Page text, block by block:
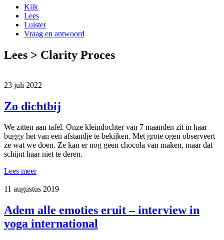
Kijk
Lees
Luister
Vraag en antwoord
Lees > Clarity Proces
23 juli 2022
Zo dichtbij
We zitten aan tafel. Onze kleindochter van 7 maanden zit in haar
buggy het van een afstandje te bekijken. Met grote ogen observeert
ze wat we doen. Ze kan er nog geen chocola van maken, maar dat
schijnt haar niet te deren.
Lees meer
11 augustus 2019
Adem alle emoties eruit – interview in
yoga international